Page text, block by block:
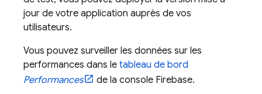
jour de votre application auprès de vos
utilisateurs.
Vous pouvez surveiller les données sur les
performances dans le tableau de bord
Performances
de la console Firebase.